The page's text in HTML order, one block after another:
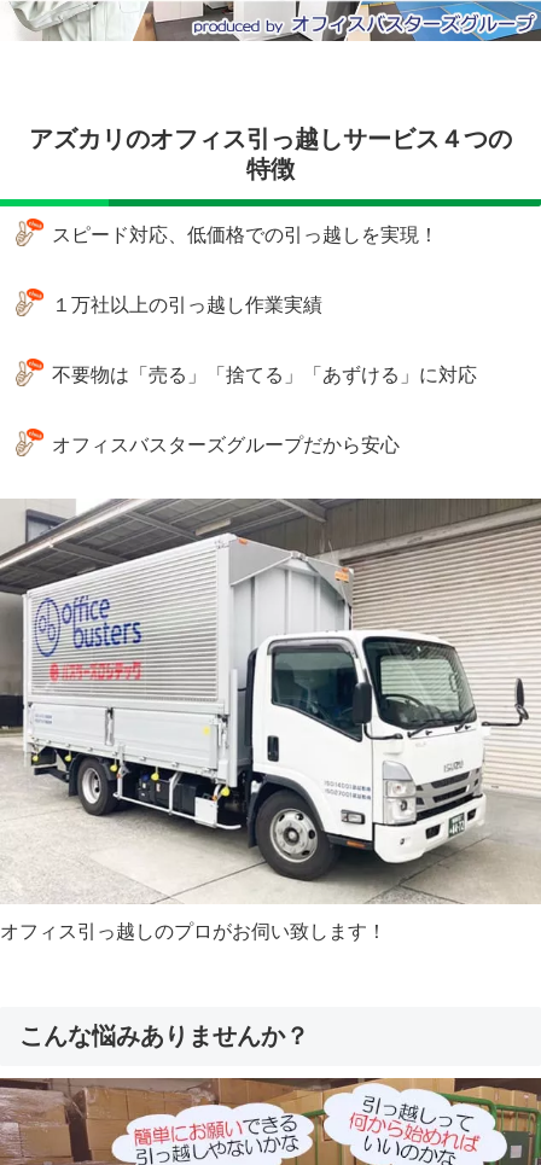
アズカリのオフィス引っ越しサービス４つの
特徴
スピード対応、低価格での引っ越しを実現！
１万社以上の引っ越し作業実績
不要物は「売る」「捨てる」「あずける」に対応
オフィスバスターズグループだから安心
オフィス引っ越しのプロがお伺い致します！
こんな悩みありませんか？